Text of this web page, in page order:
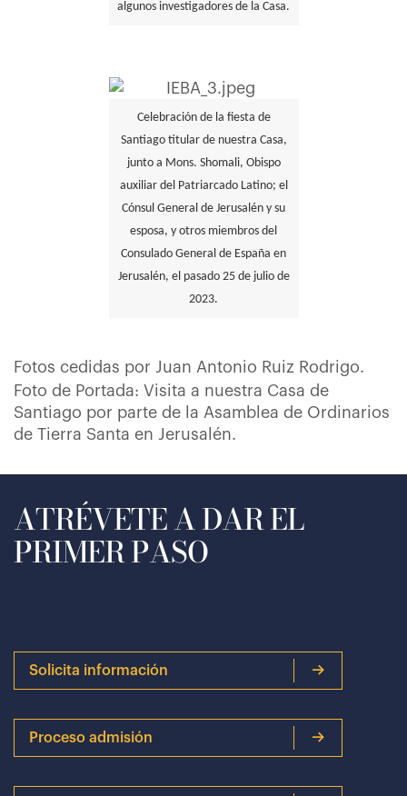
algunos investigadores de la Casa.
Celebración de la fiesta de
Santiago titular de nuestra Casa,
junto a Mons. Shomali, Obispo
auxiliar del Patriarcado Latino; el
Cónsul General de Jerusalén y su
esposa, y otros miembros del
Consulado General de España en
Jerusalén, el pasado 25 de julio de
2023.
Fotos cedidas por Juan Antonio Ruiz Rodrigo.
Foto de Portada: Visita a nuestra Casa de
Santiago por parte de la Asamblea de Ordinarios
de Tierra Santa en Jerusalén.
ATRÉVETE A DAR EL
PRIMER PASO
Solicita información
Proceso admisión